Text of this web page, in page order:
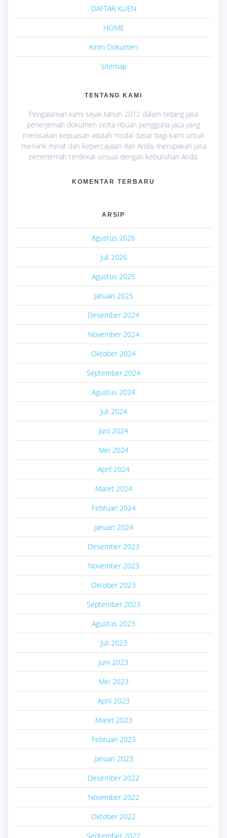
DAFTAR KLIEN
HOME
Kirim Dokumen
Sitemap
TENTANG KAMI
Pengalaman kami sejak tahun 2012 dalam bidang jasa
penerjemah dokumen serta ribuan pengguna jasa yang
merasakan kepuasan adalah modal dasar bagi kami untuk
menarik minat dan kepercayaan dari Anda, merupakan jasa
penerjemah terdekat sesuai dengan kebutuhan Anda.
KOMENTAR TERBARU
ARSIP
Agustus 2026
Juli 2026
Agustus 2025
Januari 2025
Desember 2024
November 2024
Oktober 2024
September 2024
Agustus 2024
Juli 2024
Juni 2024
Mei 2024
April 2024
Maret 2024
Februari 2024
Januari 2024
Desember 2023
November 2023
Oktober 2023
September 2023
Agustus 2023
Juli 2023
Juni 2023
Mei 2023
April 2023
Maret 2023
Februari 2023
Januari 2023
Desember 2022
November 2022
Oktober 2022
September 2022